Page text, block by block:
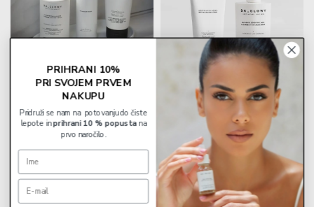
MOŠKI TRIO
ULTIMATIVNI DUO ZA
OBČUTLJIVO IN SUHO
5.0 star rating
€46.80
PRIHRANI 10%
PRI SVOJEM PRVEM
NAKUPU
Pridruži se nam na potovanju do čiste
lepote inprihrani 10 % popustana
prvo naročilo.